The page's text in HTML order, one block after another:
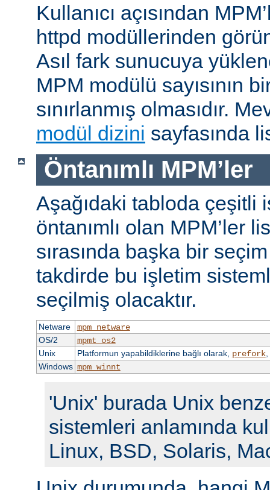
Kullanıcı açısından
httpd modüllerinden
Asıl fark sunucuya
MPM modülü sayısının
sınırlanmış olmasıdır.
modül dizini sayfasında
Öntanımlı MPM’ler
Aşağıdaki tabloda çeşitli
öntanımlı olan MPM’ler
sırasında başka bir seçim
takdirde bu işletim
seçilmiş olacaktır.
Netware
mpm_netware
OS/2
mpmt_os2
Unix
Platformun yapabildiklerine bağlı olarak, prefork,
Windows mpm_winnt
'Unix' burada Unix
sistemleri anlamında
Linux, BSD, Solaris,